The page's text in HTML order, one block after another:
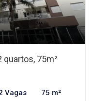
quartos, 75m²
Vagas 75 m²